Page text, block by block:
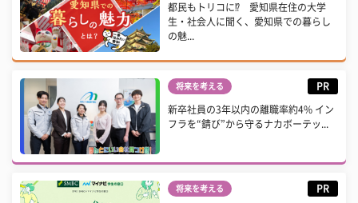
都民もトリコに⁉ 愛知県在住の大学
生・社会人に聞く、愛知県での暮らし
の魅...
将来を考える PR
新卒社員の3年以内の離職率約4% イン
フラを“錆び”から守るナカボーテッ...
将来を考える PR